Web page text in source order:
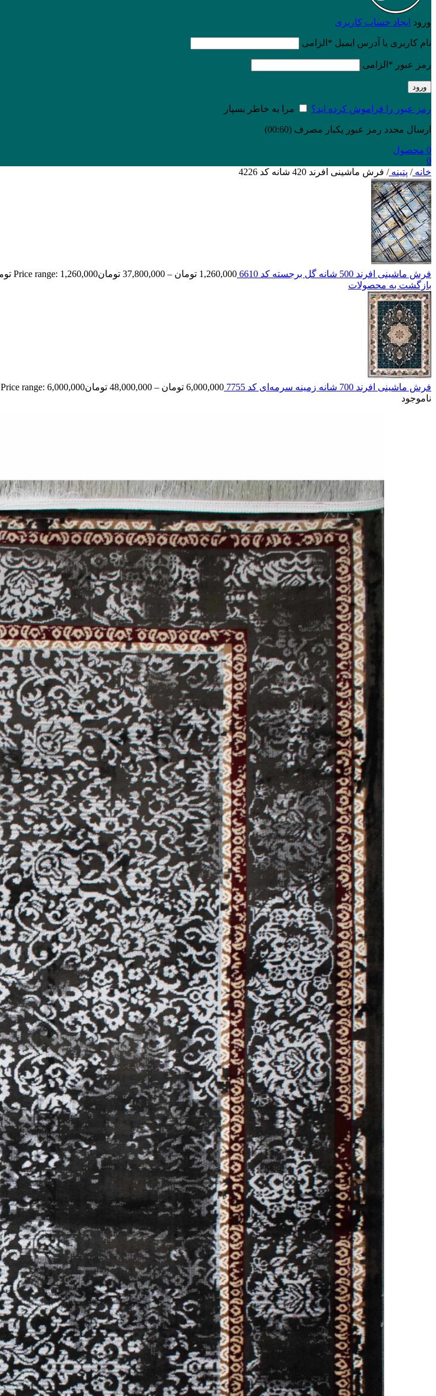
ورود ایجاد حساب کاربری
نام کاربری یا آدرس ایمیل * الزامی
رمز عبور * الزامی
ورود
رمز عبور را فراموش کرده اید؟ مرا به خاطر بسپار
ارسال مجدد رمز عبور یکبار مصرف (00:
60
)
0 محصول
0
خانه/ پتینه/ فرش ماشینی افرند 420 شانه کد 4226
فرش ماشینی افرند 500 شانه گل برجسته کد 6610 1,260,000 تومان –
37,800,000 تومانPrice range: 1,260,000 تومان through 37,800,000 تومان
بازگشت به محصولات
فرش ماشینی افرند 700 شانه زمینه سرمه‌ای کد 7755 6,000,000 تومان –
48,000,000 تومانPrice range: 6,000,000 تومان through 48,000,000 تومان
ناموجود